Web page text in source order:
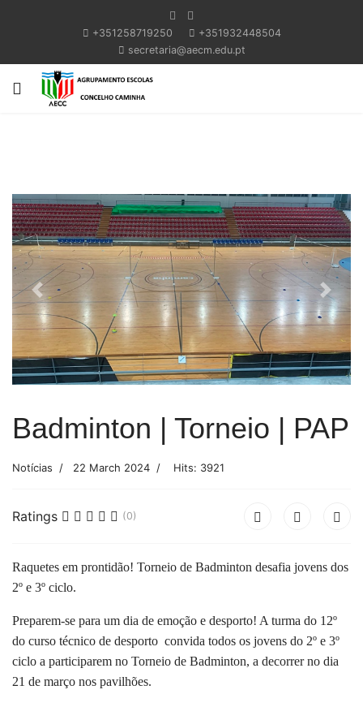
+351258719250
+351932448504
secretaria@aecm.edu.pt
Previous Next
Badminton | Torneio | PAP
Notícias 22 March 2024 Hits: 3921
Ratings (0)
Raquetes em prontidão! Torneio de Badminton desafia jovens dos
2º e 3º ciclo.
Preparem-se para um dia de emoção e desporto! A turma do 12º
do curso técnico de desporto convida todos os jovens do 2º e 3º
ciclo a participarem no Torneio de Badminton, a decorrer no dia
21 de março nos pavilhões.